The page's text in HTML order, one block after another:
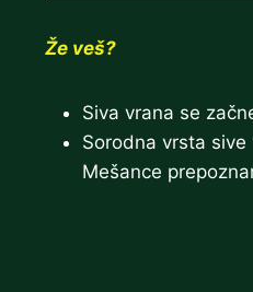
Že veš?
Siva vrana se
Sorodna vrsta
Mešance